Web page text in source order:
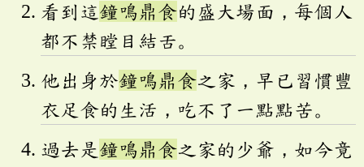
看到這鐘鳴鼎食的盛大場面，每個人
都不禁瞠目結舌。
他出身於鐘鳴鼎食之家，早已習慣豐
衣足食的生活，吃不了一點點苦。
過去是鐘鳴鼎食之家的少爺，如今竟